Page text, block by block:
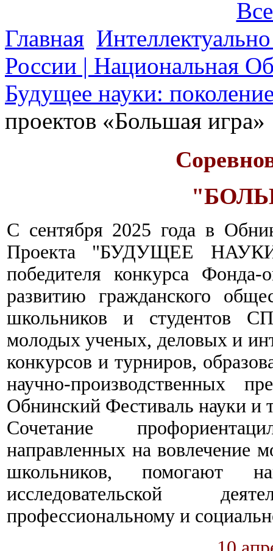
Главная
России | Национальная
Будущее науки:
проектов «Большая игра»
С сентября 2025 года в
Проекта "БУДУЩЕЕ
победителя конкурса Фонда-
развитию гражданского
школьников и студентов
молодых ученых, деловых и
конкурсов и турниров,
научно-производственных
Обнинский Фестиваль науки и
Сочетание
направленных на вовлечение
школьников, помогают
исследовательской
профессиональному и